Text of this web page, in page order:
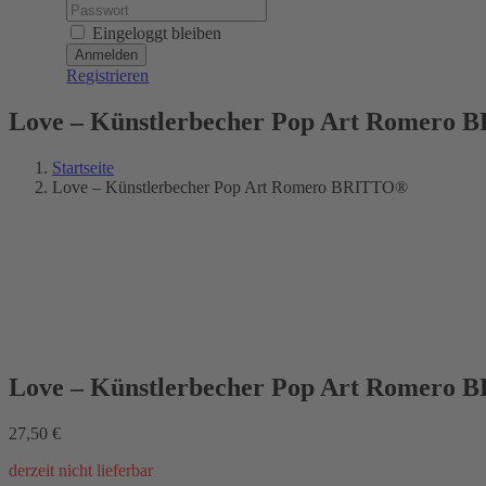
Password:
Eingeloggt bleiben
Registrieren
Love – Künstlerbecher Pop Art Romero
Startseite
Love – Künstlerbecher Pop Art Romero BRITTO®
Love – Künstlerbecher Pop Art Romero
27,50 €
derzeit nicht lieferbar